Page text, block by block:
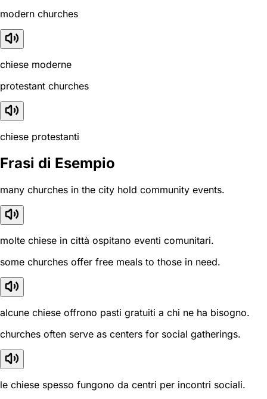
modern churches
chiese moderne
protestant churches
chiese protestanti
Frasi di Esempio
many churches in the city hold community events.
molte chiese in città ospitano eventi comunitari.
some churches offer free meals to those in need.
alcune chiese offrono pasti gratuiti a chi ne ha bisogno.
churches often serve as centers for social gatherings.
le chiese spesso fungono da centri per incontri sociali.